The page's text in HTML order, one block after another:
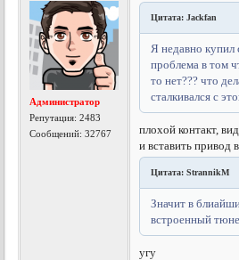
Администратор
Репутация:2483
Сообщений: 32767
Цитата: Jackfan
Я недавно
проблема в том
то нет??? что
сталкивался с
плохой контакт,
и вставить привод
Цитата: StrannikM
Значит в
встроенный
угу